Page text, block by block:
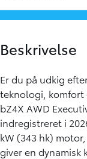
Beskrivelse
Er du på udkig
teknologi, komfort
bZ4X AWD
indregistreret i
kW (343 hk)
giver en dynamisk